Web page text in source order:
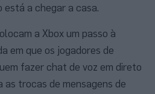
está a chegar a casa.
a Xbox um passo à
em que os jogadores de
fazer chat de voz em direto
as trocas de mensagens de